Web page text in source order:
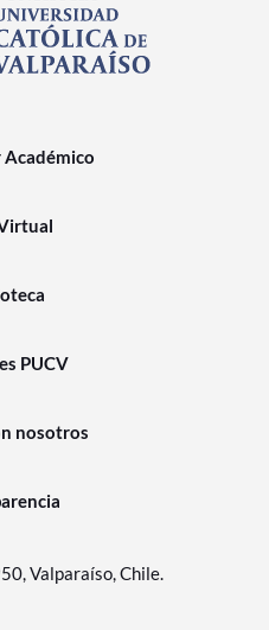
Académico
PUCV
nosotros
Valparaíso, Chile.